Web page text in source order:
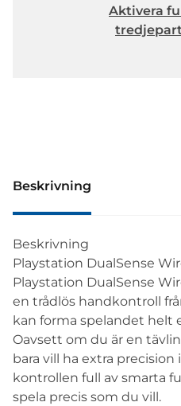
Aktivera
Beskrivning
Beskrivning
Playstation DualSense
Playstation DualSense
en trådlös handkontroll
kan forma spelandet helt
Oavsett om du är en
bara vill ha extra precision
kontrollen full av smarta
spela precis som du vill.